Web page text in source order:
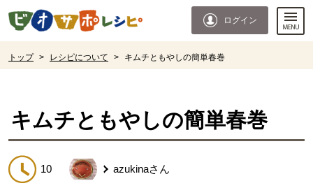
ページの先頭です。
ログイン
トップ > レシピについて > キムチともやしの簡単春巻
キムチともやしの簡単春巻
10 azukinaさん